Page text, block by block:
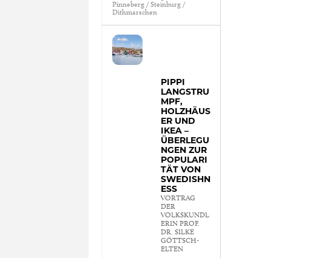
Pinneberg / Steinburg /
Dithmarschen
PIPPI
LANGSTRU
MPF,
HOLZHÄUS
ER UND
IKEA –
ÜBERLEGU
NGEN ZUR
POPULARI
TÄT VON
SWEDISHN
ESS
VORTRAG
DER
VOLKSKUNDL
ERIN PROF.
DR. SILKE
GÖTTSCH-
ELTEN